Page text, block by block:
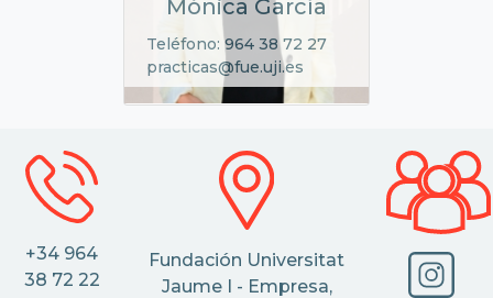
Mónica García
Teléfono: 964 38 72 27
practicas@fue.uji.es
+34 964
38 72 22
Fundación Universitat
Jaume I - Empresa,